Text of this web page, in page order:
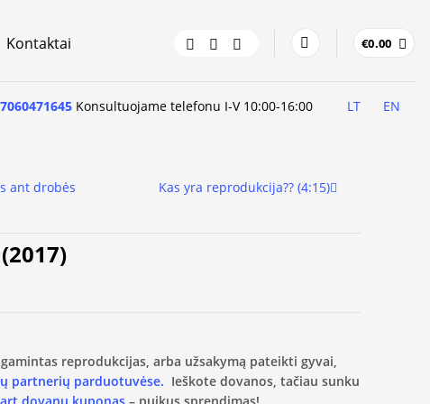
Kontaktai €0.00
Konsultuojame telefonu I-V 10:00-16:00 LT EN
ant drobės Kas yra reprodukcija?? (4:15)
reprodukcijas, arba užsakymą pateikti gyvai,
partnerių parduotuvėse. Ieškote dovanos, tačiau sunku